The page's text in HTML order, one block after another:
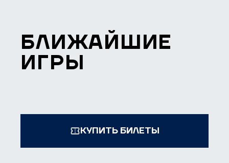
БЛИЖАЙШИЕ
ИГРЫ
КУПИТЬ БИЛЕТЫ